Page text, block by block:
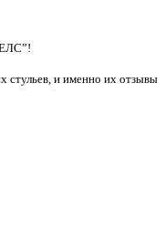
стульев, и именно их отзывы